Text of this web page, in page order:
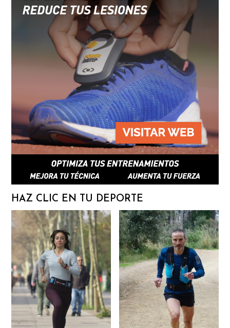
HAZ CLIC EN TU DEPORTE